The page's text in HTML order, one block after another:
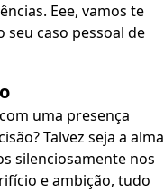
Eee, vamos te
caso pessoal de
uma presença
Talvez seja a alma
silenciosamente nos
e ambição, tudo